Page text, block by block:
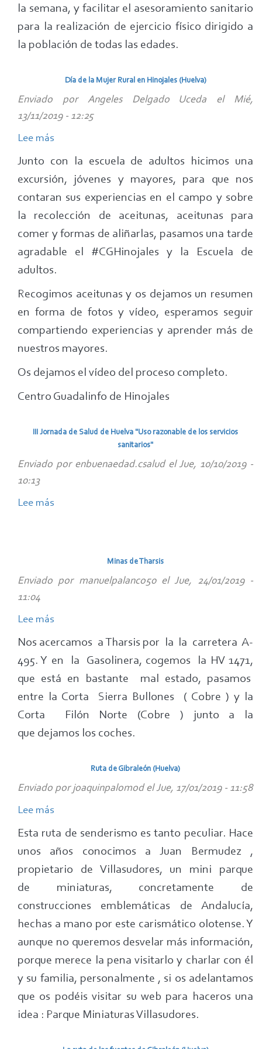
de
Huelva
la semana, y facilitar el asesoramiento sanitario
para la realización de ejercicio físico dirigido a
la población de todas las edades.
Día de la Mujer Rural en Hinojales (Huelva)
Enviado por Angeles Delgado Uceda el Mié,
13/11/2019 - 12:25
Lee más
Mujer
Rural
en
Hinojales
(Huelva)
Junto con la escuela de adultos hicimos una
excursión, jóvenes y mayores, para que nos
contaran sus experiencias en el campo y sobre
la recolección de aceitunas, aceitunas para
comer y formas de aliñarlas, pasamos una tarde
agradable el #CGHinojales y la Escuela de
adultos.
Recogimos aceitunas y os dejamos un resumen
en forma de fotos y vídeo, esperamos seguir
compartiendo experiencias y aprender más de
nuestros mayores.
Os dejamos el vídeo del proceso completo.
Centro Guadalinfo de Hinojales
III Jornada de Salud de Huelva "Uso razonable de los servicios
sanitarios"
Enviado por enbuenaedad.csaludelJue, 10/10/2019 -
10:13
Lee más
de
los
servicios
sanitarios"
Minas de Tharsis
Enviado por manuelpalanco50elJue, 24/01/2019 -
11:04
Lee más
Nos acercamos a Tharsis por la la carretera A-
495. Y en la Gasolinera, cogemos la HV 1471,
que está en bastante mal estado, pasamos
entre la Corta Sierra Bullones ( Cobre ) y la
Corta Filón Norte (Cobre ) junto a la
que dejamos los coches.
Ruta de Gibraleón (Huelva)
Enviado porjoaquinpalomodelJue, 17/01/2019 - 11:58
Lee más
Ruta
(Huelva)
Esta ruta de senderismo es tanto peculiar. Hace
unos años conocimos a Juan Bermudez ,
propietario de Villasudores, un mini parque
de miniaturas, concretamente de
construcciones emblemáticas de Andalucía,
hechas a mano por este carismático olotense. Y
aunque no queremos desvelar más información,
porque merece la pena visitarlo y charlar con él
y su familia, personalmente , si os adelantamos
que os podéis visitar su web para haceros una
idea : Parque Miniaturas Villasudores.